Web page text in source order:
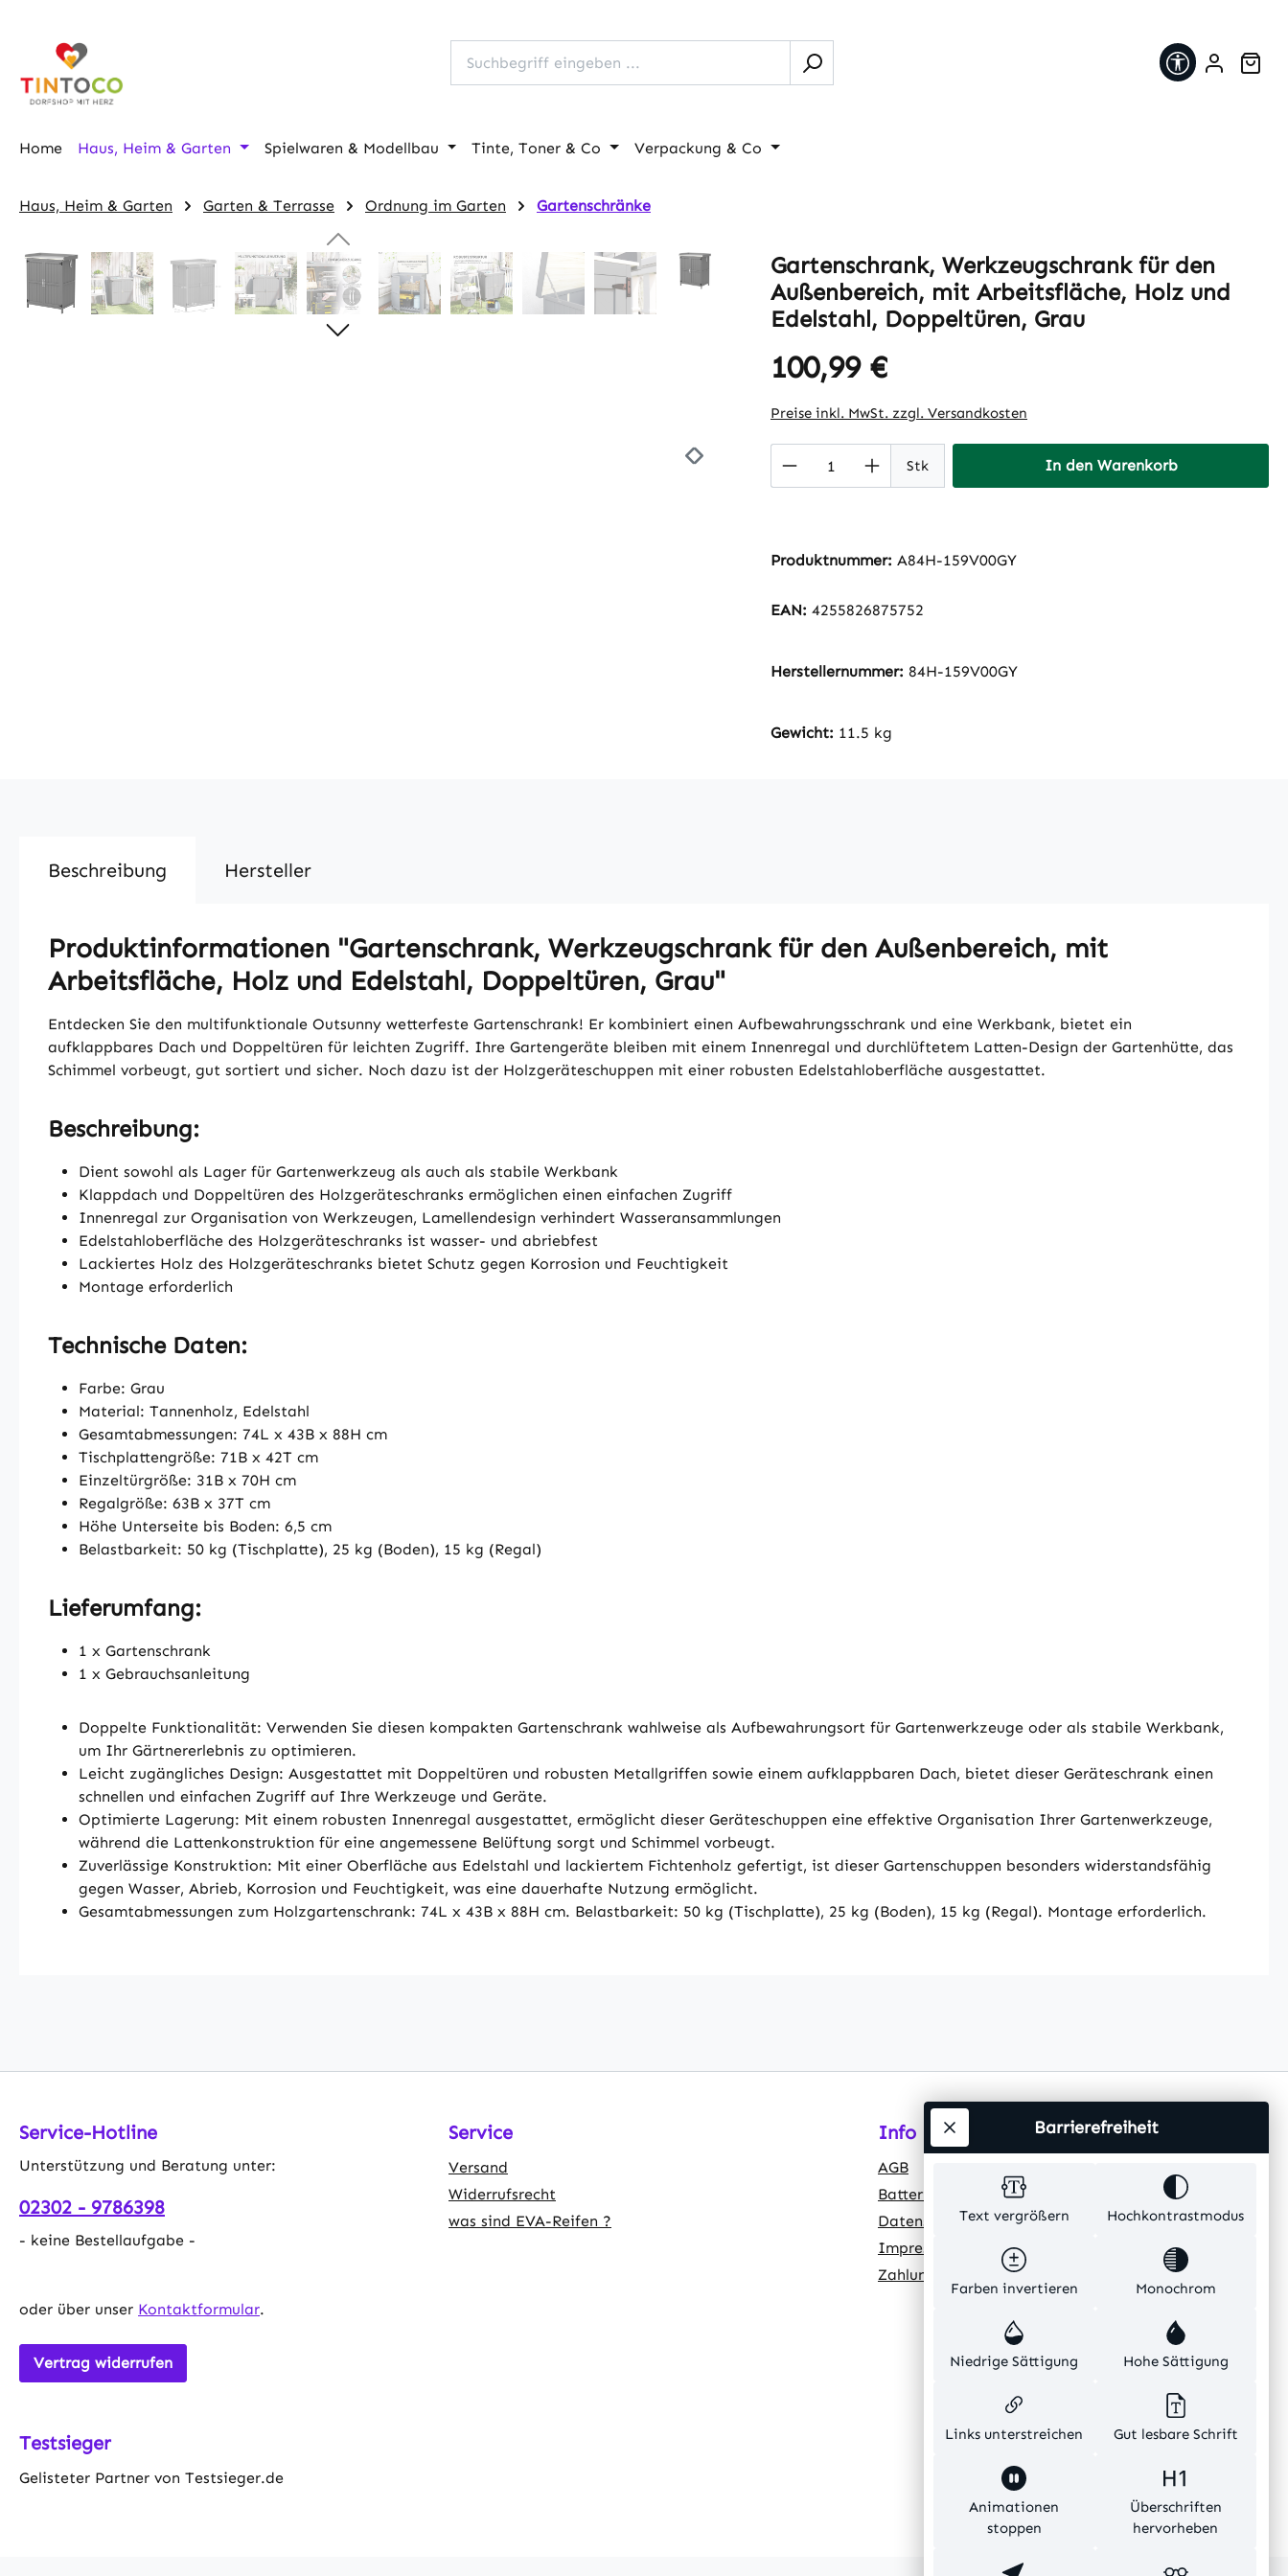
Home Haus, Heim & Garten Spielwaren & Modellbau Tinte, Toner & Co Verpackung & Co
Haus, Heim & Garten Garten & Terrasse Ordnung im Garten Gartenschränke
Gartenschrank, Werkzeugschrank für den
Außenbereich, mit Arbeitsfläche, Holz und
Edelstahl, Doppeltüren, Grau
Regulärer Preis:
100,99 €
Preise inkl. MwSt. zzgl. Versandkosten
Produkt Anzahl: Gib den gewünschten Wert
Stk In den Warenkorb
Produktnummer: A84H-159V00GY
EAN: 4255826875752
Herstellernummer: 84H-159V00GY
Gewicht: 11.5 kg
Beschreibung Hersteller
Produktinformationen "Gartenschrank, Werkzeugschrank für den Außenbereich, mit
Arbeitsfläche, Holz und Edelstahl, Doppeltüren, Grau"
Entdecken Sie den multifunktionale Outsunny wetterfeste Gartenschrank! Er kombiniert einen Aufbewahrungsschrank und eine Werkbank, bietet ein
aufklappbares Dach und Doppeltüren für leichten Zugriff. Ihre Gartengeräte bleiben mit einem Innenregal und durchlüftetem Latten-Design der Gartenhütte, das
Schimmel vorbeugt, gut sortiert und sicher. Noch dazu ist der Holzgeräteschuppen mit einer robusten Edelstahloberfläche ausgestattet.
Beschreibung:
Dient sowohl als Lager für Gartenwerkzeug als auch als stabile Werkbank
Klappdach und Doppeltüren des Holzgeräteschranks ermöglichen einen einfachen Zugriff
Innenregal zur Organisation von Werkzeugen, Lamellendesign verhindert Wasseransammlungen
Edelstahloberfläche des Holzgeräteschranks ist wasser- und abriebfest
Lackiertes Holz des Holzgeräteschranks bietet Schutz gegen Korrosion und Feuchtigkeit
Montage erforderlich
Technische Daten:
Farbe: Grau
Material: Tannenholz, Edelstahl
Gesamtabmessungen: 74L x 43B x 88H cm
Tischplattengröße: 71B x 42T cm
Einzeltürgröße: 31B x 70H cm
Regalgröße: 63B x 37T cm
Höhe Unterseite bis Boden: 6,5 cm
Belastbarkeit: 50 kg (Tischplatte), 25 kg (Boden), 15 kg (Regal)
Lieferumfang:
1 x Gartenschrank
1 x Gebrauchsanleitung
Doppelte Funktionalität: Verwenden Sie diesen kompakten Gartenschrank wahlweise als Aufbewahrungsort für Gartenwerkzeuge oder als stabile Werkbank,
um Ihr Gärtnererlebnis zu optimieren.
Leicht zugängliches Design: Ausgestattet mit Doppeltüren und robusten Metallgriffen sowie einem aufklappbaren Dach, bietet dieser Geräteschrank einen
schnellen und einfachen Zugriff auf Ihre Werkzeuge und Geräte.
Optimierte Lagerung: Mit einem robusten Innenregal ausgestattet, ermöglicht dieser Geräteschuppen eine effektive Organisation Ihrer Gartenwerkzeuge,
während die Lattenkonstruktion für eine angemessene Belüftung sorgt und Schimmel vorbeugt.
Zuverlässige Konstruktion: Mit einer Oberfläche aus Edelstahl und lackiertem Fichtenholz gefertigt, ist dieser Gartenschuppen besonders widerstandsfähig
gegen Wasser, Abrieb, Korrosion und Feuchtigkeit, was eine dauerhafte Nutzung ermöglicht.
Gesamtabmessungen zum Holzgartenschrank: 74L x 43B x 88H cm. Belastbarkeit: 50 kg (Tischplatte), 25 kg (Boden), 15 kg (Regal). Montage erforderlich.
Service-Hotline
Unterstützung und Beratung unter:
02302 - 9786398
- keine Bestellaufgabe -
oder über unser Kontaktformular.
Vertrag widerrufen
Service
Versand
Widerrufsrecht
was sind EVA-Reifen ?
Info
AGB
Batteriehinweis
Datenschutz
Impressum
Zahlungsarten
Testsieger
Gelisteter Partner von Testsieger.de
Text vergrößern Hochkontrastmodus
Farben invertieren Monochrom
Niedrige Sättigung Hohe Sättigung
Links unterstreichen Gut lesbare Schrift
Animationen
stoppen
Überschriften
hervorheben
Barrierefreiheit